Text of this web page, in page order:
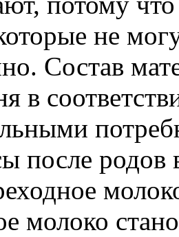
не
Состав
в
после родов
молоко